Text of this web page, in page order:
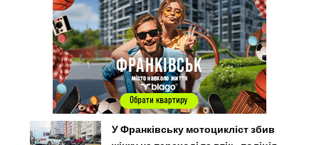
У Франківську мотоцикліст збив